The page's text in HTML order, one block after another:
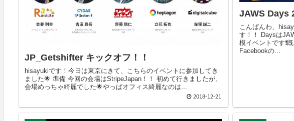
JP_Getshifter キックオフ！！
hisayukiです！今日は東京にきて、こちらのイベントに参加してき
ました🌟 準備 今回の会場はStripeJapan！！ 初めて行きましたが、
会場めっちゃ綺麗でした🌟やっぱオフィス綺麗なのは...
2018-12-21
JAWS Days
こんばんわ、
す！！ DaysはJAWSのイベントの中でも、2000人とか集まる大規
模イベントです❗
Facebookの...